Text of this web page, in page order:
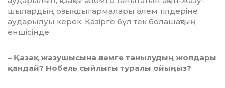
шылардың озық шығармалары әлем тілдеріне
аударылуы керек. Қа­зірге бұл тек бола­шақтың
енші­сінде.
– Қазақ жазушысына әлемге та­­нылудың жолдары
қандай? Нобель сыйлығы туралы ойыңыз?